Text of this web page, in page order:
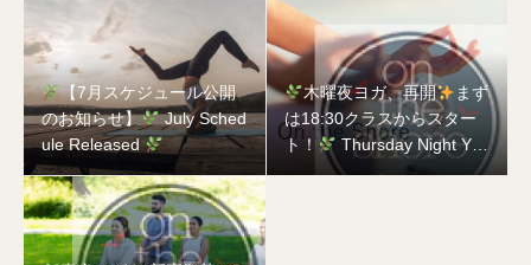
【7月スケジュール公開
のお知らせ】
July Sched
ule Released
木曜夜ヨガ、再開
まず
は18:30クラスからスター
ト！
Thursday Night Yog
a is Back
Starting with t